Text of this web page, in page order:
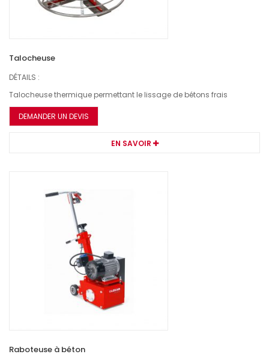
Talocheuse
DÉTAILS :
Talocheuse thermique permettant le lissage de bétons frais
DEMANDER UN DEVIS
EN SAVOIR
Raboteuse à béton